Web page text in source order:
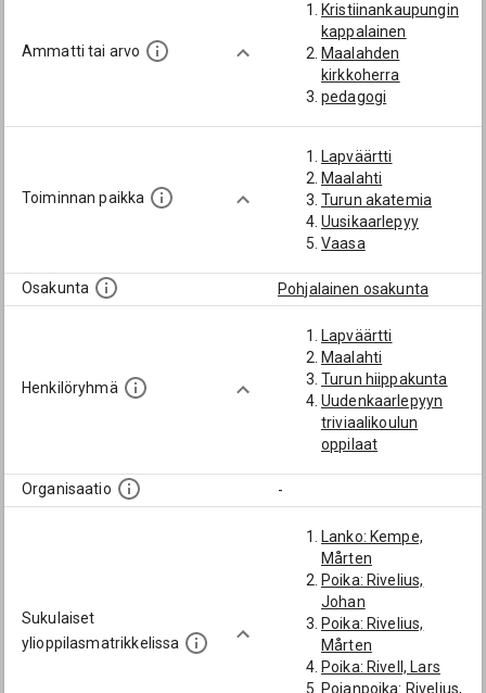
Ammatti tai arvo
Kristiinankaupungin
kappalainen
Maalahden
kirkkoherra
pedagogi
Toiminnan paikka
Lapväärtti
Maalahti
Turun akatemia
Uusikaarlepyy
Vaasa
Osakunta Pohjalainen osakunta
Henkilöryhmä
Lapväärtti
Maalahti
Turun hiippakunta
Uudenkaarlepyyn
triviaalikoulun
oppilaat
Organisaatio -
Sukulaiset
ylioppilasmatrikkelissa
Lanko: Kempe,
Mårten
Poika: Rivelius,
Johan
Poika: Rivelius,
Mårten
Poika: Rivell, Lars
Pojanpoika: Rivelius,